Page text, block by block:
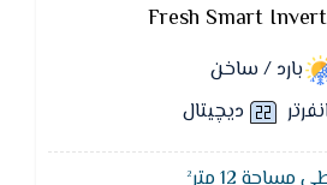
Fresh Smart
بارد / ساخن
ديچيتال